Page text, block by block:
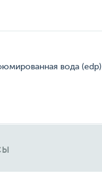
вода (edp)